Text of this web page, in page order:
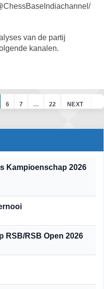
van de partij
kanalen.
6 7 … 22 NEXT
Kampioenschap 2026
RSB/RSB Open 2026